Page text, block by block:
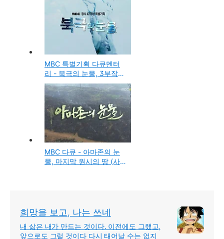
MBC 특별기획 다큐멘터
리 - 북극의 눈물, 3부작
(사진보기)
MBC 다큐 - 아마존의 눈
물, 마지막 원시의 땅 (사
희망을 보고, 나는 쓰네
내 삶은 내가 만드는 것이다. 이전에도 그랬고,
앞으로도 그럴 것이다 다시 태어날 수는 없지